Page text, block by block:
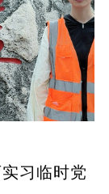
习临时党